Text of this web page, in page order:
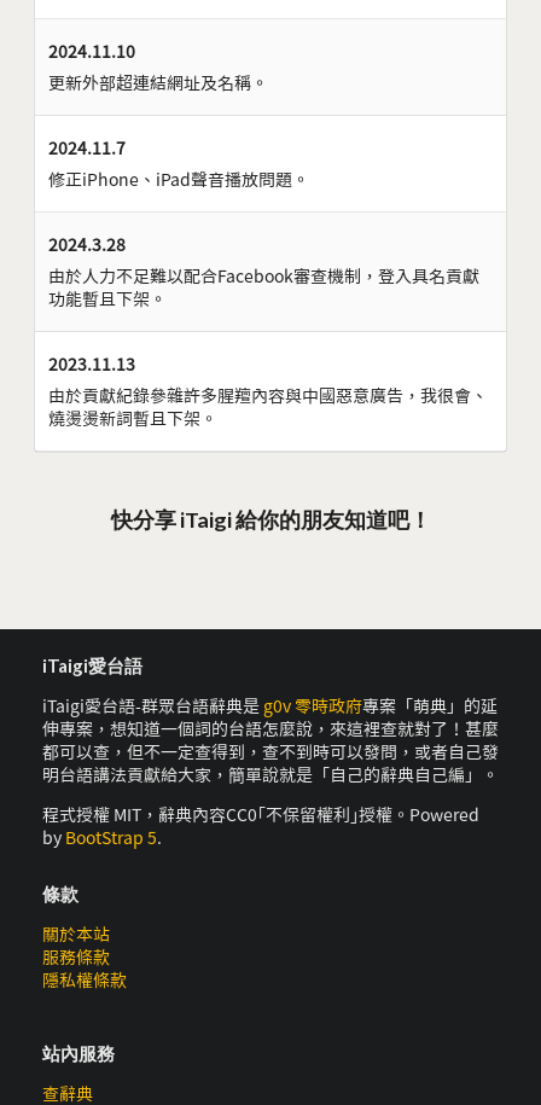
2024.11.10
更新外部超連結網址及名稱。
2024.11.7
修正iPhone、iPad聲音播放問題。
2024.3.28
由於人力不足難以配合Facebook審查機制，登入具名貢獻
功能暫且下架。
2023.11.13
由於貢獻紀錄參雜許多腥羶內容與中國惡意廣告，我很會、
燒燙燙新詞暫且下架。
快分享 iTaigi 給你的朋友知道吧！
iTaigi愛台語
iTaigi愛台語-群眾台語辭典是 g0v 零時政府專案「萌典」的延
伸專案，想知道一個詞的台語怎麼說，來這裡查就對了！甚麼
都可以查，但不一定查得到，查不到時可以發問，或者自己發
明台語講法貢獻給大家，簡單說就是「自己的辭典自己編」。
程式授權 MIT，辭典內容CC0｢不保留權利｣授權。Powered
by BootStrap 5.
條款
關於本站
服務條款
隱私權條款
站內服務
查辭典